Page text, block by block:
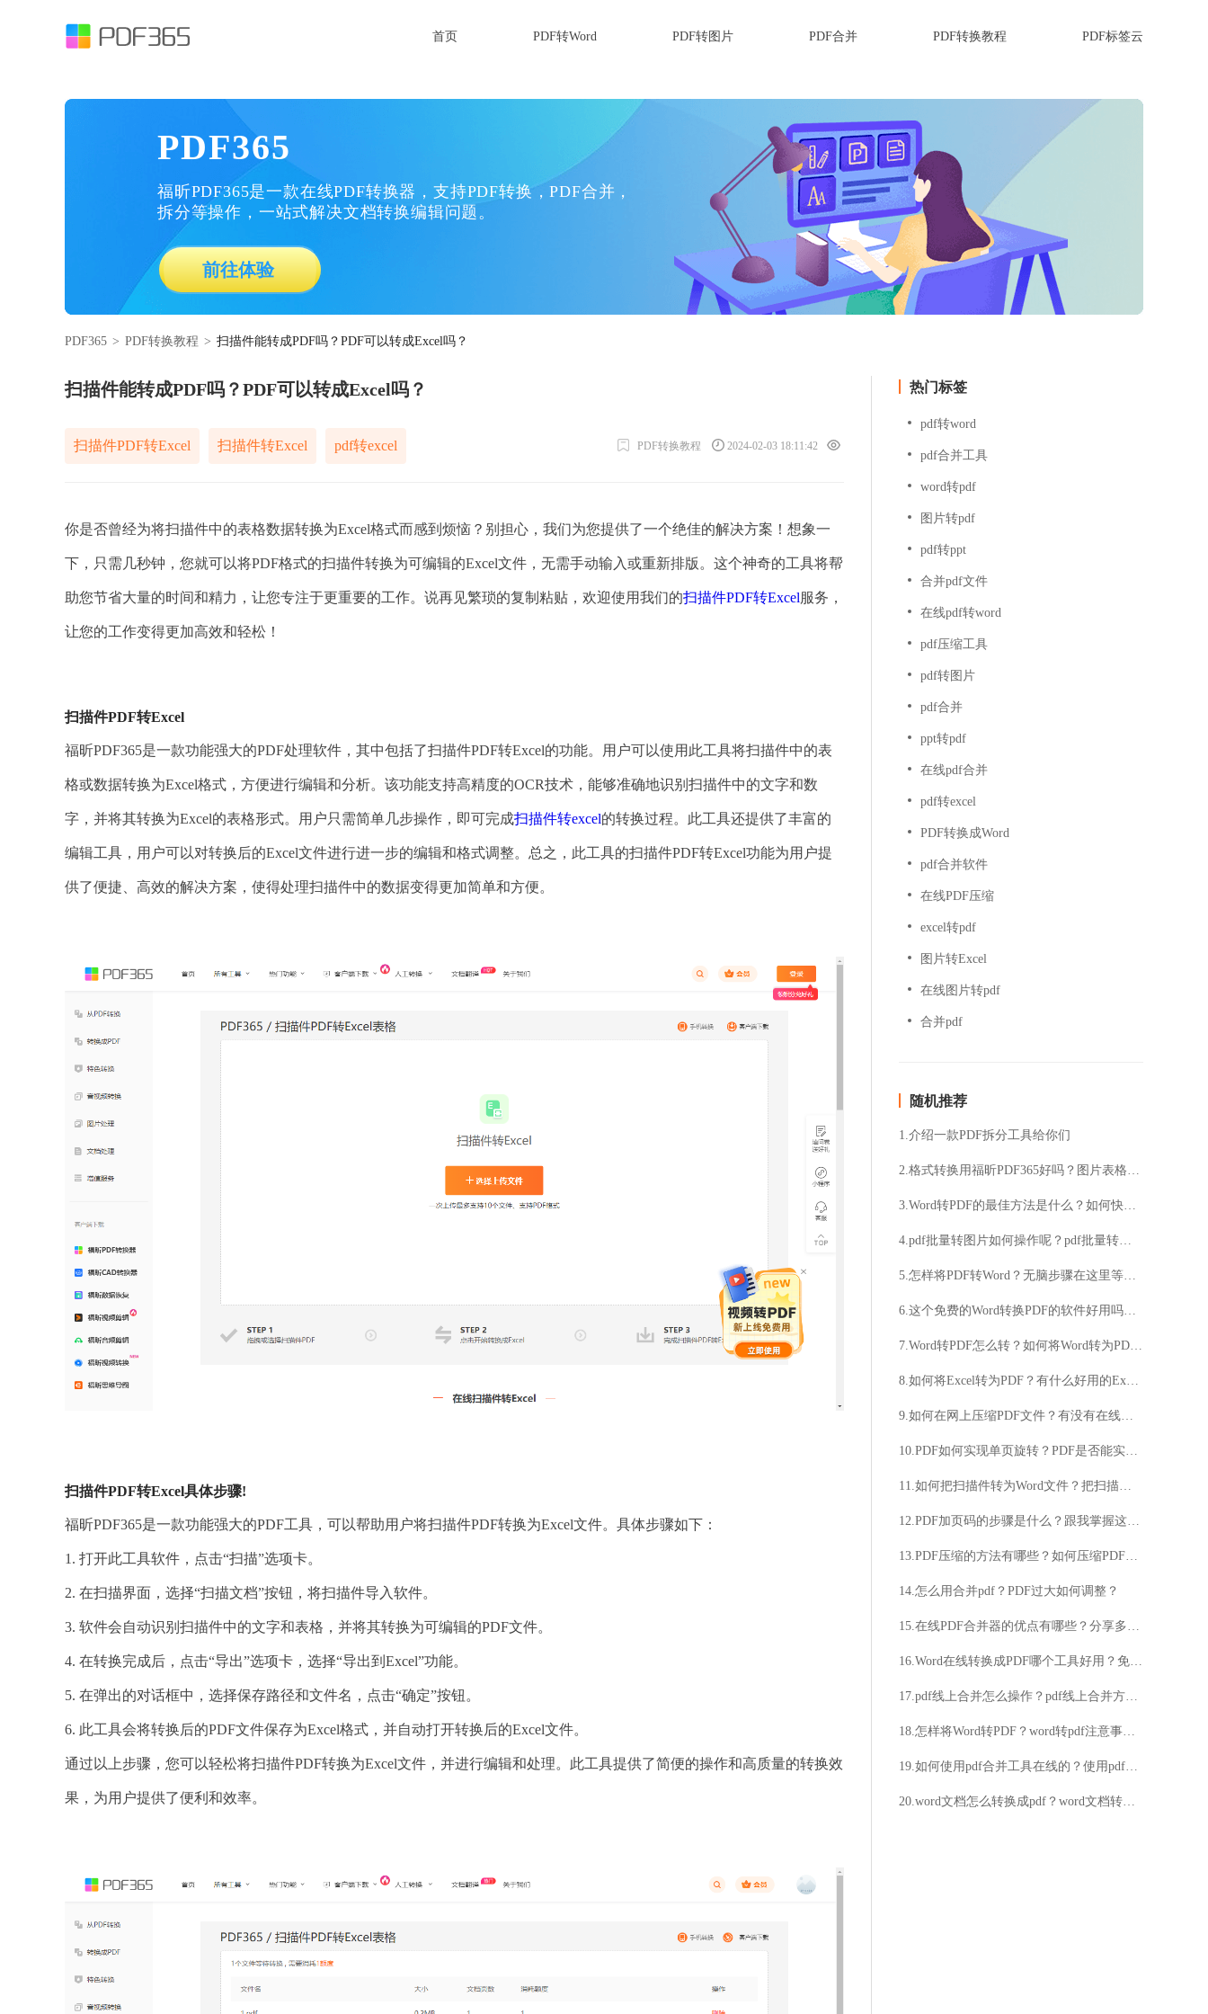
首页 PDF转Word PDF转图片 PDF合并 PDF转换教程 PDF标签云
PDF365
福昕PDF365是一款在线PDF转换器，支持PDF转换，PDF合并，
拆分等操作，一站式解决文档转换编辑问题。
前往体验
PDF365 > PDF转换教程 > 扫描件能转成PDF吗？PDF可以转成Excel吗？
扫描件能转成PDF吗？PDF可以转成Excel吗？
扫描件PDF转Excel 扫描件转Excel pdf转excel PDF转换教程 2024-02-03 18:11:42
你是否曾经为将扫描件中的表格数据转换为Excel格式而感到烦恼？别担心，我们为您提供了一个绝佳的解决方案！想象一
下，只需几秒钟，您就可以将PDF格式的扫描件转换为可编辑的Excel文件，无需手动输入或重新排版。这个神奇的工具将帮
助您节省大量的时间和精力，让您专注于更重要的工作。说再见繁琐的复制粘贴，欢迎使用我们的扫描件PDF转Excel服务，
让您的工作变得更加高效和轻松！
扫描件PDF转Excel
福昕PDF365是一款功能强大的PDF处理软件，其中包括了扫描件PDF转Excel的功能。用户可以使用此工具将扫描件中的表
格或数据转换为Excel格式，方便进行编辑和分析。该功能支持高精度的OCR技术，能够准确地识别扫描件中的文字和数
字，并将其转换为Excel的表格形式。用户只需简单几步操作，即可完成扫描件转excel的转换过程。此工具还提供了丰富的
编辑工具，用户可以对转换后的Excel文件进行进一步的编辑和格式调整。总之，此工具的扫描件PDF转Excel功能为用户提
供了便捷、高效的解决方案，使得处理扫描件中的数据变得更加简单和方便。
扫描件PDF转Excel具体步骤!
福昕PDF365是一款功能强大的PDF工具，可以帮助用户将扫描件PDF转换为Excel文件。具体步骤如下：
1. 打开此工具软件，点击“扫描”选项卡。
2. 在扫描界面，选择“扫描文档”按钮，将扫描件导入软件。
3. 软件会自动识别扫描件中的文字和表格，并将其转换为可编辑的PDF文件。
4. 在转换完成后，点击“导出”选项卡，选择“导出到Excel”功能。
5. 在弹出的对话框中，选择保存路径和文件名，点击“确定”按钮。
6. 此工具会将转换后的PDF文件保存为Excel格式，并自动打开转换后的Excel文件。
通过以上步骤，您可以轻松将扫描件PDF转换为Excel文件，并进行编辑和处理。此工具提供了简便的操作和高质量的转换效
果，为用户提供了便利和效率。
热门标签
pdf转word
pdf合并工具
word转pdf
图片转pdf
pdf转ppt
合并pdf文件
在线pdf转word
pdf压缩工具
pdf转图片
pdf合并
ppt转pdf
在线pdf合并
pdf转excel
PDF转换成Word
pdf合并软件
在线PDF压缩
excel转pdf
图片转Excel
在线图片转pdf
合并pdf
随机推荐
1.介绍一款PDF拆分工具给你们
2.格式转换用福昕PDF365好吗？图片表格转excel方法分享
3.Word转PDF的最佳方法是什么？如何快速简便地将Word转换为PDF？
4.pdf批量转图片如何操作呢？pdf批量转图片方法
5.怎样将PDF转Word？无脑步骤在这里等你！
6.这个免费的Word转换PDF的软件好用吗？有没有推荐的免费Word转换PDF的软件？
7.Word转PDF怎么转？如何将Word转为PDF？
8.如何将Excel转为PDF？有什么好用的Excel转PDF软件吗？
9.如何在网上压缩PDF文件？有没有在线的PDF压缩工具？
10.PDF如何实现单页旋转？PDF是否能实现单页旋转？
11.如何把扫描件转为Word文件？把扫描件转为Word图文技巧介绍
12.PDF加页码的步骤是什么？跟我掌握这些步骤就可以了
13.PDF压缩的方法有哪些？如何压缩PDF文件？
14.怎么用合并pdf？PDF过大如何调整？
15.在线PDF合并器的优点有哪些？分享多个PDF文件在线合并的方法
16.Word在线转换成PDF哪个工具好用？免费word转pdf的方法分享
17.pdf线上合并怎么操作？pdf线上合并方法分享
18.怎样将Word转PDF？word转pdf注意事项介绍
19.如何使用pdf合并工具在线的？使用pdf合并工具在线的方法
20.word文档怎么转换成pdf？word文档转换成pdf的实用技巧